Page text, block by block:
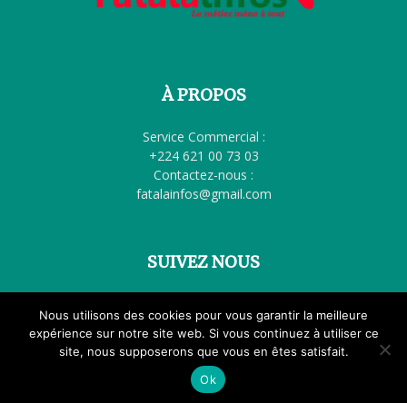
À PROPOS
Service Commercial :
+224 621 00 73 03
Contactez-nous :
fatalainfos@gmail.com
SUIVEZ NOUS
Accueil Politique Société Éducation Santé
Culture
Femme à la Une
International FATALA TV
© Tous droits réservés Fatalainfos.com
Nous utilisons des cookies pour vous garantir la meilleure
expérience sur notre site web. Si vous continuez à utiliser ce
site, nous supposerons que vous en êtes satisfait.
Ok